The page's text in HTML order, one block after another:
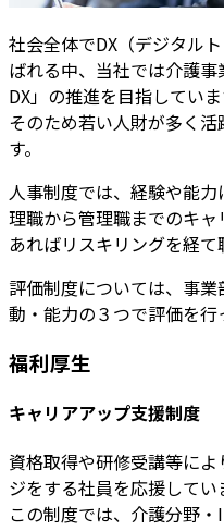
社会全体でDX（デジタル
ばれる中、当社では介護
DX」の推進を目指していま
そのため若い人財が多く
す。
人事制度では、経験や能
理職から管理職までのキ
あればリスキリングを経て
評価制度については、事
動・能力の３つで評価を行
福利厚生
キャリアアップ支援制度
資格取得や研修受講等に
ジをする社員を応援してい
この制度では、介護分野・